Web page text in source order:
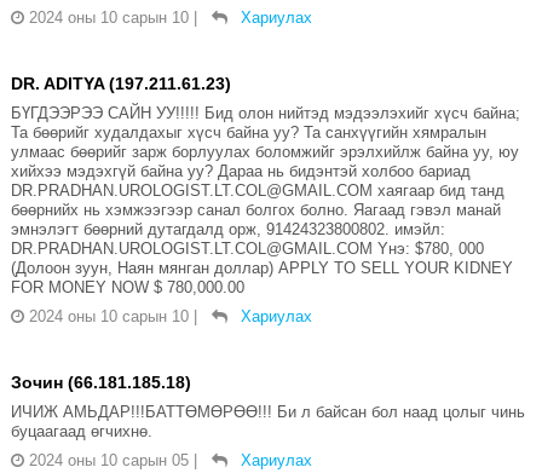
2024 оны 10 сарын 10
Хариулах
DR. ADITYA (197.211.61.23)
БҮГДЭЭРЭЭ САЙН УУ!!!!! Бид олон нийтэд мэдээлэхийг хүсч байна;
Та бөөрийг худалдахыг хүсч байна уу? Та санхүүгийн хямралын
улмаас бөөрийг зарж борлуулах боломжийг эрэлхийлж байна уу, юу
хийхээ мэдэхгүй байна уу? Дараа нь бидэнтэй холбоо бариад
DR.PRADHAN.UROLOGIST.LT.COL@GMAIL.COM хаягаар бид танд
бөөрнийх нь хэмжээгээр санал болгох болно. Яагаад гэвэл манай
эмнэлэгт бөөрний дутагдалд орж, 91424323800802. имэйл:
DR.PRADHAN.UROLOGIST.LT.COL@GMAIL.COM Yнэ: $780, 000
(Долоон зуун, Наян мянган доллар) APPLY TO SELL YOUR KIDNEY
FOR MONEY NOW $ 780,000.00
2024 оны 10 сарын 10
Хариулах
Зочин (66.181.185.18)
ИЧИЖ АМЬДАР!!!БАТТӨМӨРӨӨ!!! Би л байсан бол наад цолыг чинь
буцаагаад өгчихнө.
2024 оны 10 сарын 05
Хариулах